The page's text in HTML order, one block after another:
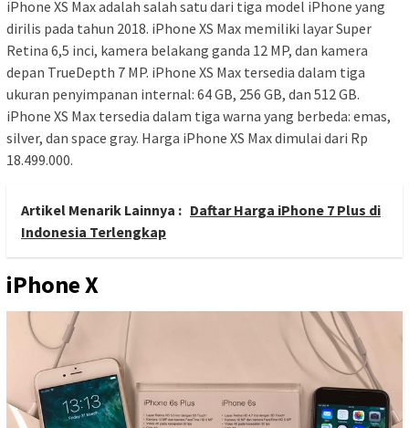
iPhone XS Max adalah salah satu dari tiga model iPhone yang
dirilis pada tahun 2018. iPhone XS Max memiliki layar Super
Retina 6,5 inci, kamera belakang ganda 12 MP, dan kamera
depan TrueDepth 7 MP. iPhone XS Max tersedia dalam tiga
ukuran penyimpanan internal: 64 GB, 256 GB, dan 512 GB.
iPhone XS Max tersedia dalam tiga warna yang berbeda: emas,
silver, dan space gray. Harga iPhone XS Max dimulai dari Rp
18.499.000.
Artikel Menarik Lainnya : Daftar Harga iPhone 7 Plus di
Indonesia Terlengkap
iPhone X